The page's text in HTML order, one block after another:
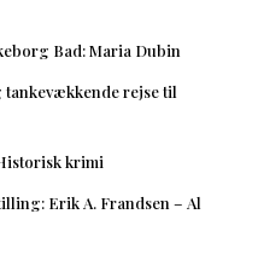
Bad: Maria Dubin
tankevækkende rejse til
krimi
Erik A. Frandsen – Al